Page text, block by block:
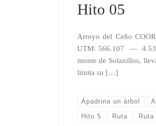
Hito 05
Arroyo del Ceño
UTM: 566.107 —
monte de Solanillos,
limita su […]
Apadrina un árbol
Hito 5 Ruta